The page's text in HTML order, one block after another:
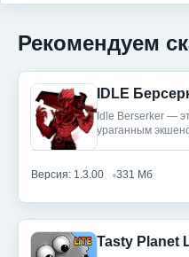
Рекомендуем
Idle Berserker —
ураганным
Версия: 1.3.00 331 Мб
Tasty Planet